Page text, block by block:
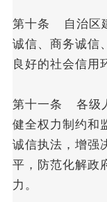
第十条 自治区
诚信、商务诚信
良好的社会信用
第十一条 各级
健全权力制约和
诚信执法，增强
平，防范化解政
力。